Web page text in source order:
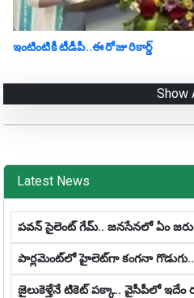
ఇంటింటికీ టీడీపీ..ఈ రోజు రికార్డ్
Show
Latest News
ప‌వ‌న్ సైలెంట్ గేమ్‌.. జ‌న‌సేన‌లో ఏం
పార్లమెంట్‌లో హైలెట్‌గా కంగనా గొడుగు..
జైలుకెళ్తేనే టికెట్ పక్కా.. వైసీపీలో